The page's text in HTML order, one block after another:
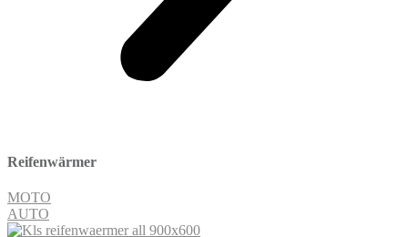
Reifenwärmer
MOTO
AUTO